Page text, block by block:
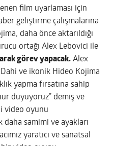
film uyarlaması için
geliştirme çalışmalarına
daha önce aktarıldığı
ortağı Alex Lebovici ile
görev yapacak. Alex
ve ikonik Hideo Kojima
yapma fırsatına sahip
duyuyoruz” demiş ve
video oyunu
daha samimi ve ayakları
yaratıcı ve sanatsal